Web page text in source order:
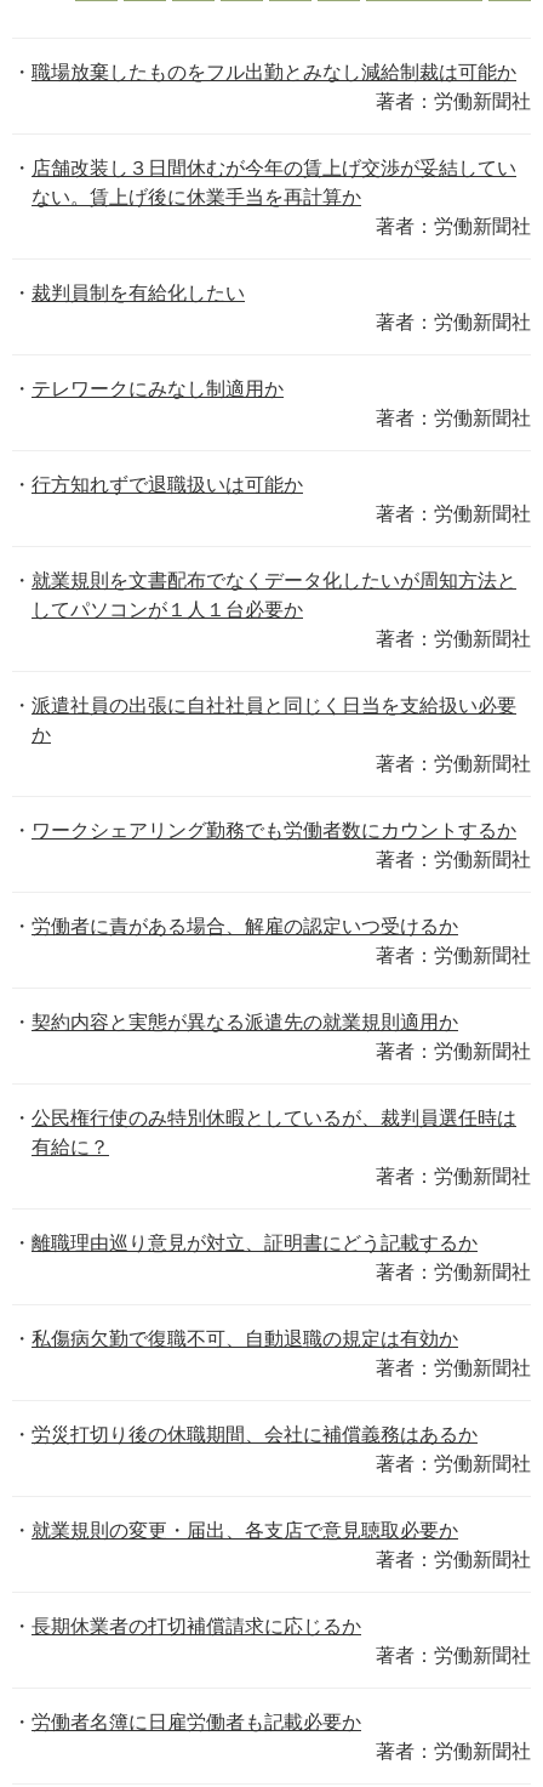
職場放棄したものをフル出勤とみなし減給制裁は可能か
著者：労働新聞社
店舗改装し３日間休むが今年の賃上げ交渉が妥結してい
ない。賃上げ後に休業手当を再計算か
著者：労働新聞社
裁判員制を有給化したい
著者：労働新聞社
テレワークにみなし制適用か
著者：労働新聞社
行方知れずで退職扱いは可能か
著者：労働新聞社
就業規則を文書配布でなくデータ化したいが周知方法と
してパソコンが１人１台必要か
著者：労働新聞社
派遣社員の出張に自社社員と同じく日当を支給扱い必要
か
著者：労働新聞社
ワークシェアリング勤務でも労働者数にカウントするか
著者：労働新聞社
労働者に責がある場合、解雇の認定いつ受けるか
著者：労働新聞社
契約内容と実態が異なる派遣先の就業規則適用か
著者：労働新聞社
公民権行使のみ特別休暇としているが、裁判員選任時は
有給に？
著者：労働新聞社
離職理由巡り意見が対立、証明書にどう記載するか
著者：労働新聞社
私傷病欠勤で復職不可、自動退職の規定は有効か
著者：労働新聞社
労災打切り後の休職期間、会社に補償義務はあるか
著者：労働新聞社
就業規則の変更・届出、各支店で意見聴取必要か
著者：労働新聞社
長期休業者の打切補償請求に応じるか
著者：労働新聞社
労働者名簿に日雇労働者も記載必要か
著者：労働新聞社